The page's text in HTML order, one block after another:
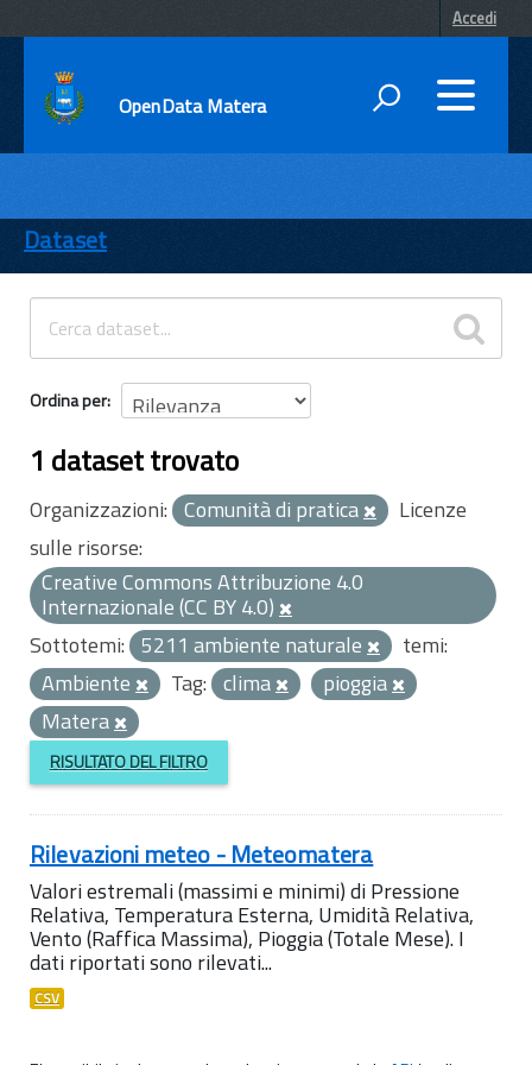
Accedi
OpenData Matera
ENTI
TEMI
INFORMAZIONI
Dataset
Ordina per
1 dataset trovato
Organizzazioni: Comunità di pratica
Licenze
sulle risorse:
Creative Commons Attribuzione 4.0
Internazionale (CC BY 4.0)
Sottotemi: 5211 ambiente naturale
temi:
Ambiente
Tag: clima
pioggia
Matera
RISULTATO DEL FILTRO
Rilevazioni meteo - Meteomatera
Valori estremali (massimi e minimi) di Pressione
Relativa, Temperatura Esterna, Umidità Relativa,
Vento (Raffica Massima), Pioggia (Totale Mese). I
dati riportati sono rilevati...
CSV